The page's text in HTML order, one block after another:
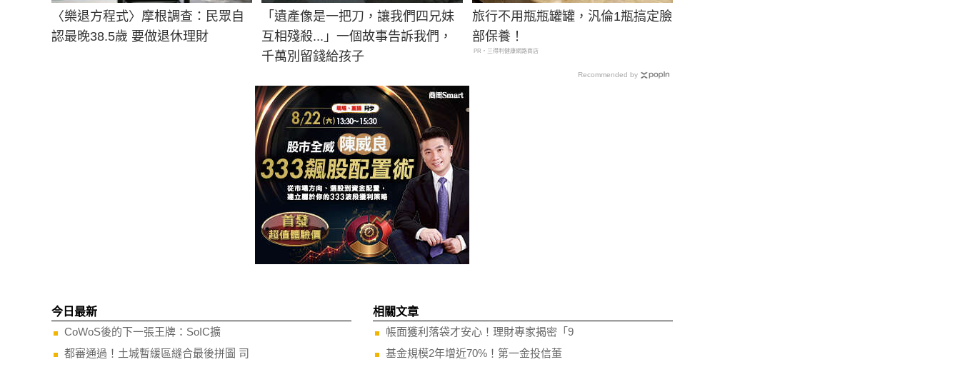
〈樂退方程式〉摩根調查：民眾自
認最晚38.5歲 要做退休理財
「遺產像是一把刀，讓我們四兄妹
互相殘殺...」一個故事告訴我們，
千萬別留錢給孩子
旅行不用瓶瓶罐罐，汎倫1瓶搞定臉
部保養！
PR・三得利健康網路商店
Recommended by
今日最新
CoWoS後的下一張王牌：SoIC擴
都審通過！土城暫緩區縫合最後拼圖 司
相關文章
帳面獲利落袋才安心！理財專家揭密「9
基金規模2年增近70%！第一金投信董